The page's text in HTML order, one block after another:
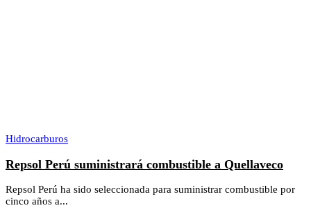
Hidrocarburos
Repsol Perú suministrará combustible a Quellaveco
Repsol Perú ha sido seleccionada para suministrar combustible por
cinco años a...